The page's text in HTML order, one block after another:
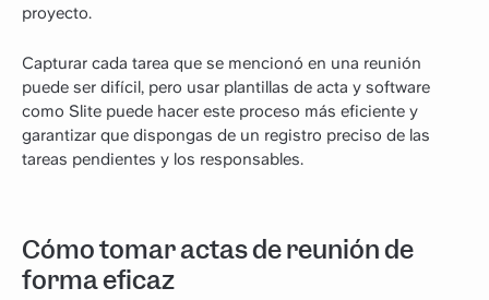
proyecto.
Capturar cada tarea que se mencionó en una reunión
puede ser difícil, pero usar plantillas de acta y software
como Slite puede hacer este proceso más eficiente y
garantizar que dispongas de un registro preciso de las
tareas pendientes y los responsables.
Cómo tomar actas de reunión de
forma eficaz